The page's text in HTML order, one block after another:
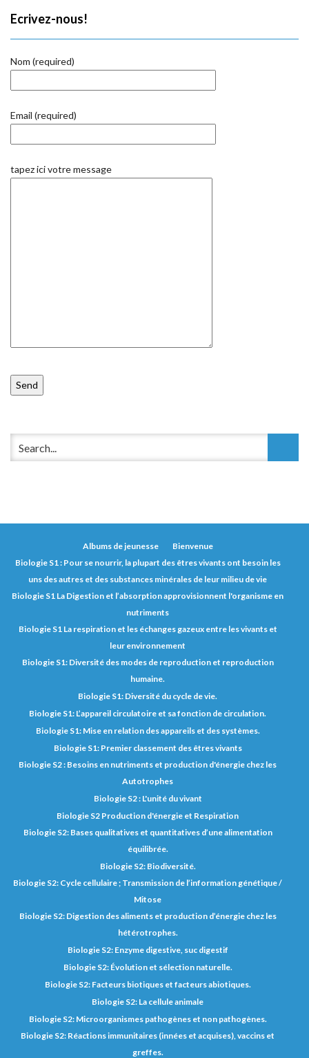
Ecrivez-nous!
Nom (required)
Email (required)
tapez ici votre message
Albums de jeunesse
Bienvenue
Biologie S1 : Pour se nourrir, la plupart des êtres vivants ont besoin les
uns des autres et des substances minérales de leur milieu de vie
Biologie S1 La Digestion et l’absorption approvisionnent l'organisme en
nutriments
Biologie S1 La respiration et les échanges gazeux entre les vivants et
leur environnement
Biologie S1: Diversité des modes de reproduction et reproduction
humaine.
Biologie S1: Diversité du cycle de vie.
Biologie S1: L’appareil circulatoire et sa fonction de circulation.
Biologie S1: Mise en relation des appareils et des systèmes.
Biologie S1: Premier classement des êtres vivants
Biologie S2 : Besoins en nutriments et production d'énergie chez les
Autotrophes
Biologie S2 : L'unité du vivant
Biologie S2 Production d'énergie et Respiration
Biologie S2: Bases qualitatives et quantitatives d’une alimentation
équilibrée.
Biologie S2: Biodiversité.
Biologie S2: Cycle cellulaire ; Transmission de l’information génétique /
Mitose
Biologie S2: Digestion des aliments et production d’énergie chez les
hétérotrophes.
Biologie S2: Enzyme digestive, suc digestif
Biologie S2: Évolution et sélection naturelle.
Biologie S2: Facteurs biotiques et facteurs abiotiques.
Biologie S2: La cellule animale
Biologie S2: Microorganismes pathogènes et non pathogènes.
Biologie S2: Réactions immunitaires (innées et acquises), vaccins et
greffes.